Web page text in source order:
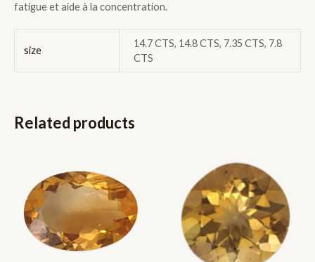
fatigue et aide à la concentration.
size
14.7 CTS, 14.8 CTS, 7.35 CTS, 7.8
CTS
Related products